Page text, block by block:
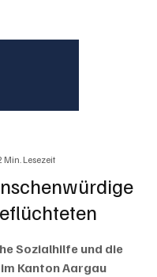
Min. Lesezeit
Sozialhilfe und die
Kanton Aargau